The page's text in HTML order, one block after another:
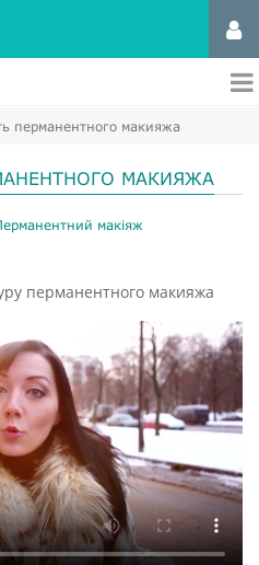
перманентного макияжа
МАКИЯЖА
макіяж
перманентного макияжа